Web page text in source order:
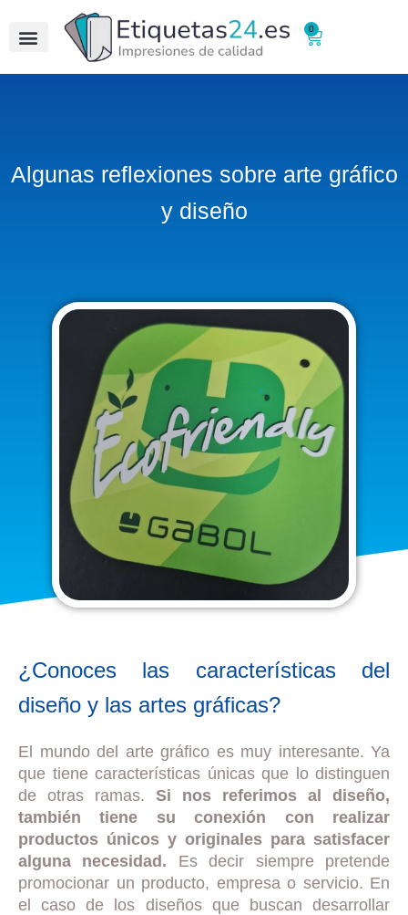
0
Algunas reflexiones sobre arte gráfico
y diseño
¿Conoces las características del
diseño y las artes gráficas?
El mundo del arte gráfico es muy interesante. Ya
que tiene características únicas que lo distinguen
de otras ramas. Si nos referimos al diseño,
también tiene su conexión con realizar
productos únicos y originales para satisfacer
alguna necesidad. Es decir siempre pretende
promocionar un producto, empresa o servicio. En
el caso de los diseños que buscan desarrollar